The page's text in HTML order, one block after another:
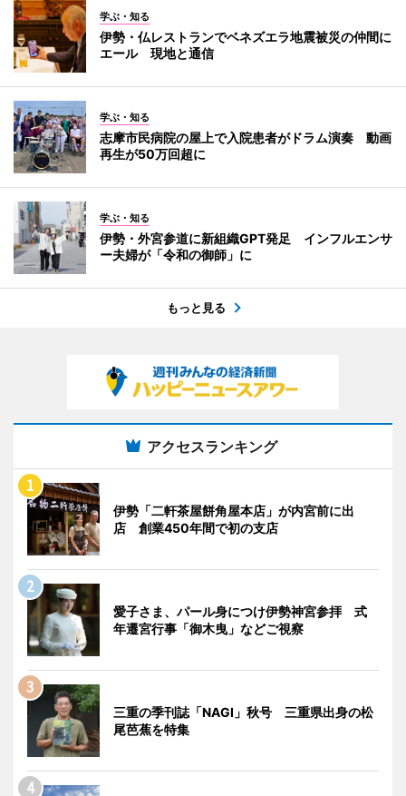
学ぶ・知る
伊勢・仏レストランでベネズエラ地震被災の仲間に
エール 現地と通信
学ぶ・知る
志摩市民病院の屋上で入院患者がドラム演奏 動画
再生が50万回超に
学ぶ・知る
伊勢・外宮参道に新組織GPT発足 インフルエンサ
ー夫婦が「令和の御師」に
もっと見る
アクセスランキング
伊勢「二軒茶屋餅角屋本店」が内宮前に出
店 創業450年間で初の支店
愛子さま、パール身につけ伊勢神宮参拝 式
年遷宮行事「御木曳」などご視察
三重の季刊誌「NAGI」秋号 三重県出身の松
尾芭蕉を特集